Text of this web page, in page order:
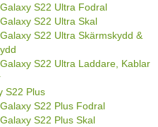
S22 Ultra Fodral
S22 Ultra Skal
S22 Ultra Skärmskydd &
S22 Ultra Laddare, Kablar
S22 Plus
S22 Plus Fodral
S22 Plus Skal